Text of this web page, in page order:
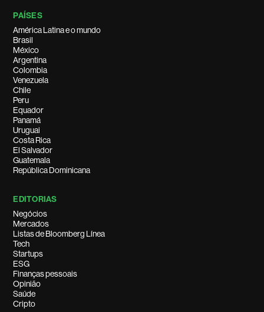
PAÍSES
América Latina e o mundo
Brasil
México
Argentina
Colombia
Venezuela
Chile
Peru
Equador
Panamá
Uruguai
Costa Rica
El Salvador
Guatemala
República Dominicana
EDITORIAS
Negócios
Mercados
Listas de Bloomberg Línea
Tech
Startups
ESG
Finanças pessoais
Opinião
Saúde
Cripto